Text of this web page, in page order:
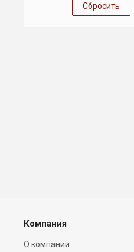
Сбросить
Компания
О компании